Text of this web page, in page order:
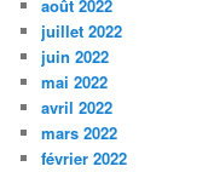
août 2022
juillet 2022
juin 2022
mai 2022
avril 2022
mars 2022
février 2022